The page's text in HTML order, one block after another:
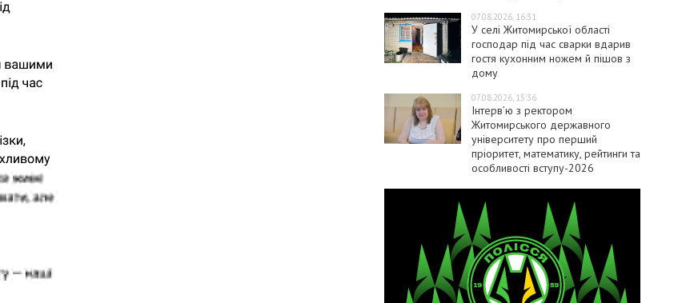
07.08.2026, 16:31
У селі Житомирської області
господар під час сварки вдарив
гостя кухонним ножем й пішов з
дому
07.08.2026, 15:36
Інтерв’ю з ректором
Житомирського державного
університету про перший
пріоритет, математику, рейтинги та
особливості вступу-2026